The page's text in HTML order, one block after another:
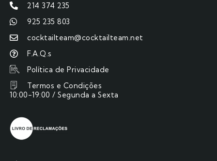
214 374 235
925 235 803
cocktailteam@cocktailteam.net
F.A.Q.s
Política de Privacidade
Termos e Condições
10:00-19:00 / Segunda a Sexta